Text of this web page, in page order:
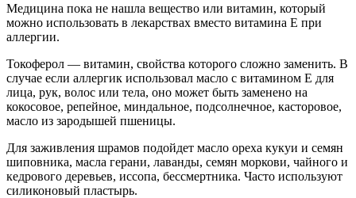
Медицина пока не нашла вещество или витамин, который
можно использовать в лекарствах вместо витамина Е при
аллергии.
Токоферол — витамин, свойства которого сложно заменить. В
случае если аллергик использовал масло с витамином Е для
лица, рук, волос или тела, оно может быть заменено на
кокосовое, репейное, миндальное, подсолнечное, касторовое,
масло из зародышей пшеницы.
Для заживления шрамов подойдет масло ореха кукуи и семян
шиповника, масла герани, лаванды, семян моркови, чайного и
кедрового деревьев, иссопа, бессмертника. Часто используют
силиконовый пластырь.